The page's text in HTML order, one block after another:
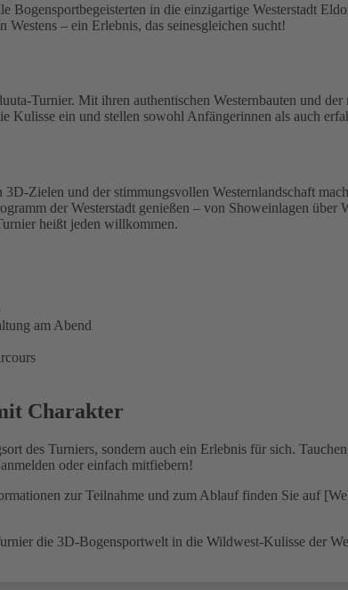
in die einzigartige Westerstadt
– ein Erlebnis, das seinesgleichen sucht!
Turnier. Mit ihren authentischen Westernbauten und
ein und stellen sowohl Anfängerinnen als auch
Zielen und der stimmungsvollen Westernlandschaft
der Westerstadt genießen – von Showeinlagen
heißt jeden willkommen.
am Abend
Charakter
des Turniers, sondern auch ein Erlebnis für sich.
oder einfach mitfiebern!
zur Teilnahme und zum Ablauf finden Sie auf
die 3D-Bogensportwelt in die Wildwest-Kulisse der